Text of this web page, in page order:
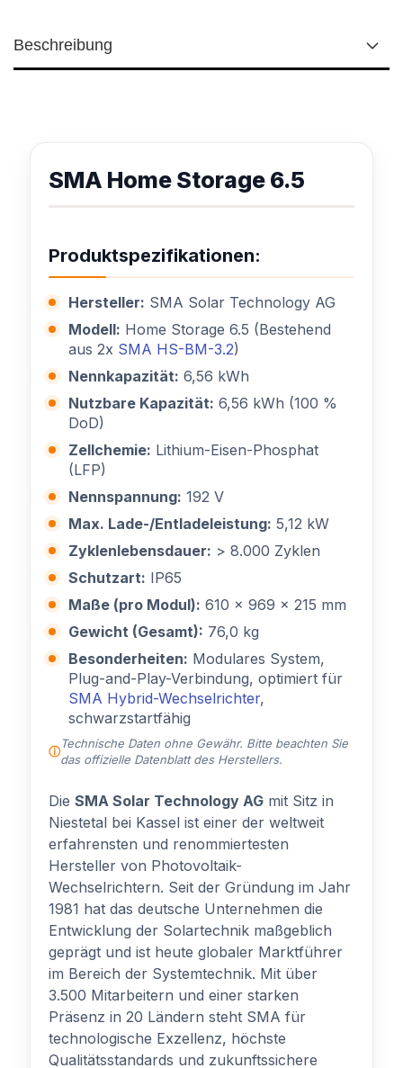
Beschreibung
SMA Home Storage 6.5
Produktspezifikationen:
Hersteller: SMA Solar Technology AG
Modell: Home Storage 6.5 (Bestehend
aus 2x SMA HS-BM-3.2)
Nennkapazität: 6,56 kWh
Nutzbare Kapazität: 6,56 kWh (100 %
DoD)
Zellchemie: Lithium-Eisen-Phosphat
(LFP)
Nennspannung: 192 V
Max. Lade-/Entladeleistung: 5,12 kW
Zyklenlebensdauer: > 8.000 Zyklen
Schutzart: IP65
Maße (pro Modul): 610 x 969 x 215 mm
Gewicht (Gesamt): 76,0 kg
Besonderheiten: Modulares System,
Plug-and-Play-Verbindung, optimiert für
SMA Hybrid-Wechselrichter,
schwarzstartfähig
Technische Daten ohne Gewähr. Bitte beachten Sie
das offizielle Datenblatt des Herstellers.
Die SMA Solar Technology AG mit Sitz in
Niestetal bei Kassel ist einer der weltweit
erfahrensten und renommiertesten
Hersteller von Photovoltaik-
Wechselrichtern. Seit der Gründung im Jahr
1981 hat das deutsche Unternehmen die
Entwicklung der Solartechnik maßgeblich
geprägt und ist heute globaler Marktführer
im Bereich der Systemtechnik. Mit über
3.500 Mitarbeitern und einer starken
Präsenz in 20 Ländern steht SMA für
technologische Exzellenz, höchste
Qualitätsstandards und zukunftssichere